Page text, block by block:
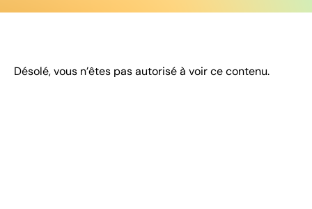
Désolé, vous n’êtes pas autorisé à voir ce contenu.